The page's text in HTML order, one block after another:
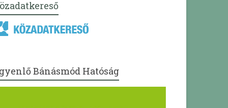
Bánásmód Hatóság